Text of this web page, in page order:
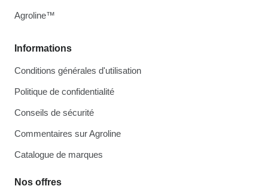
Informations
Conditions générales d'utilisation
Politique de confidentialité
Conseils de sécurité
Commentaires sur Agroline
Catalogue de marques
Nos offres
Agroline™